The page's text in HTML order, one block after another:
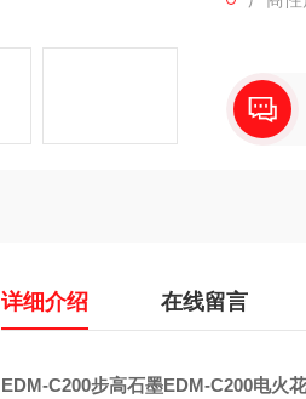
详细介绍 在线留言
EDM-C200步高石墨EDM-C200电火